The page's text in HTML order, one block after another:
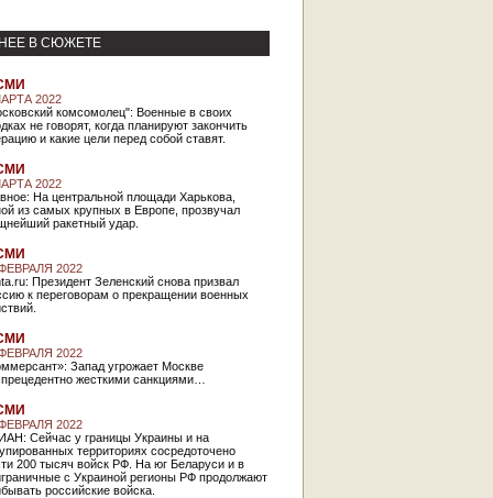
В СЮЖЕТЕ
2022
комсомолец": Военные в своих
не говорят, когда планируют закончить
и какие цели перед собой ставят.
2022
На центральной площади Харькова,
из самых крупных в Европе, прозвучал
ракетный удар.
2022
Президент Зеленский снова призвал
к переговорам о прекращении военных
2022
Запад угрожает Москве
жесткими санкциями…
2022
Сейчас у границы Украины и на
территориях сосредоточено
200 тысяч войск РФ. На юг Беларуси и в
с Украиной регионы РФ продолжают
российские войска.